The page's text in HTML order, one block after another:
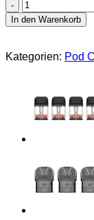
Vaporesso
XROS
Mesh
mit
0,4
3ml
pro
In den Warenkorb
Kategorien: Pod